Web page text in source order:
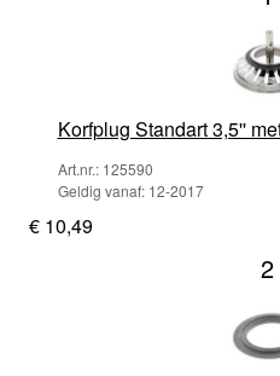
Korfplug Standart 3,5''
Art.nr.: 125590
Geldig vanaf: 12-2017
€ 10,49
2